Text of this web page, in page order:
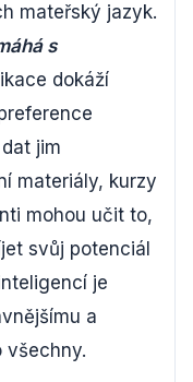
mateřský jazyk.
s
dokáží
jim
materiály, kurzy
mohou učit to,
svůj potenciál
je
a
všechny.